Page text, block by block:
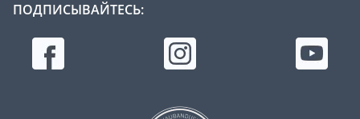
ПОДПИСЫВАЙТЕСЬ: